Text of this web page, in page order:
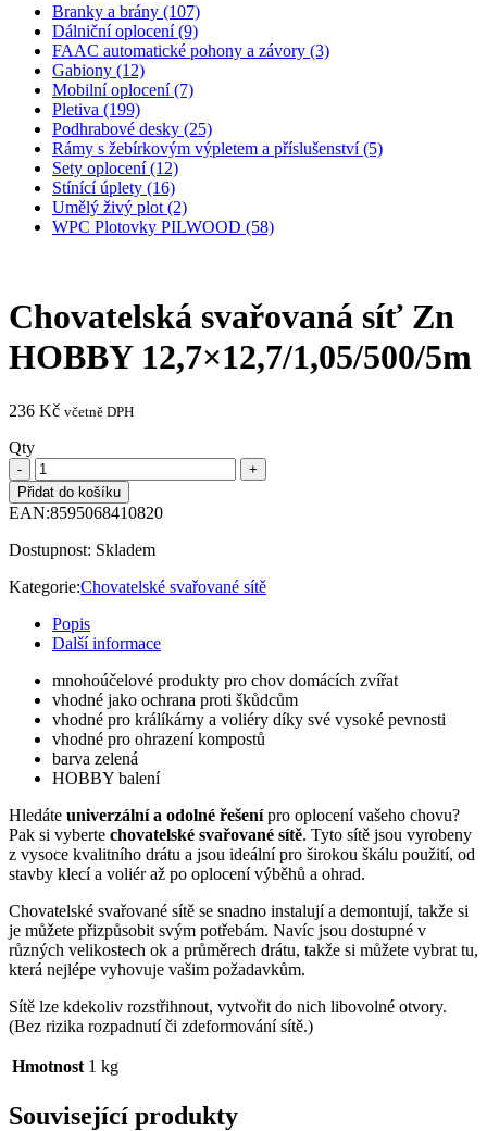
Branky a brány (107)
Dálniční oplocení (9)
FAAC automatické pohony a závory (3)
Gabiony (12)
Mobilní oplocení (7)
Pletiva (199)
Podhrabové desky (25)
Rámy s žebírkovým výpletem a příslušenství (5)
Sety oplocení (12)
Stínící úplety (16)
Umělý živý plot (2)
WPC Plotovky PILWOOD (58)
Chovatelská svařovaná síť Zn
HOBBY 12,7×12,7/1,05/500/5m
236 Kč včetně DPH
Qty
Přidat do košíku
EAN:8595068410820
Dostupnost: Skladem
Kategorie:Chovatelské svařované sítě
Popis
Další informace
mnohoúčelové produkty pro chov domácích zvířat
vhodné jako ochrana proti škůdcům
vhodné pro králíkárny a voliéry díky své vysoké pevnosti
vhodné pro ohrazení kompostů
barva zelená
HOBBY balení
Hledáte univerzální a odolné řešenípro oplocení vašeho chovu?
Pak si vyberte chovatelské svařované sítě. Tyto sítě jsou vyrobeny
z vysoce kvalitního drátu a jsou ideální pro širokou škálu použití, od
stavby klecí a voliér až po oplocení výběhů a ohrad.
Chovatelské svařované sítě se snadno instalují a demontují, takže si
je můžete přizpůsobit svým potřebám. Navíc jsou dostupné v
různých velikostech ok a průměrech drátu, takže si můžete vybrat tu,
která nejlépe vyhovuje vašim požadavkům.
Sítě lze kdekoliv rozstřihnout, vytvořit do nich libovolné otvory.
(Bez rizika rozpadnutí či zdeformování sítě.)
Hmotnost 1 kg
Související produkty